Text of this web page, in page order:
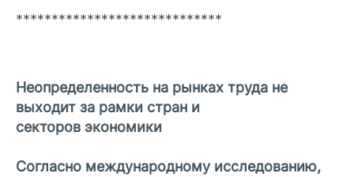
*****************************
Неопределенность на рынках труда не
выходит за рамки стран и
секторов экономики
Согласно международному исследованию,